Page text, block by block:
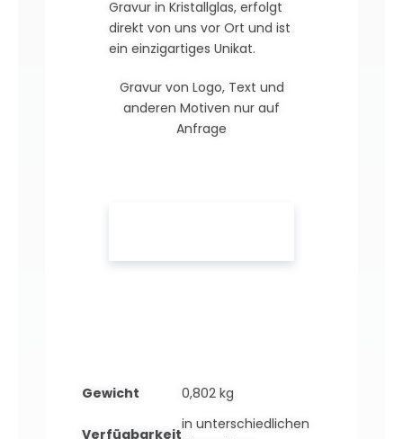
Gravur in Kristallglas, erfolgt
direkt von uns vor Ort und ist
ein einzigartiges Unikat.
Gravur von Logo, Text und
anderen Motiven nur auf
Anfrage
Gewicht 0,802 kg
Verfügbarkeit
in unterschiedlichen